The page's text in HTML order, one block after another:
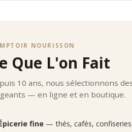
NOURISSON
Que L'on Fait
10 ans, nous sélectionnons
— en ligne et en boutique.
fine — thés, cafés,